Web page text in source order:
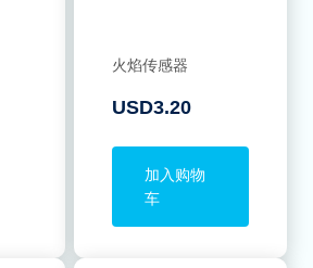
火焰传感器
USD3.20
加入购物
车